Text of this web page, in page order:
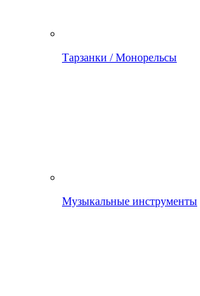
Тарзанки / Монорельсы
Музыкальные инструменты